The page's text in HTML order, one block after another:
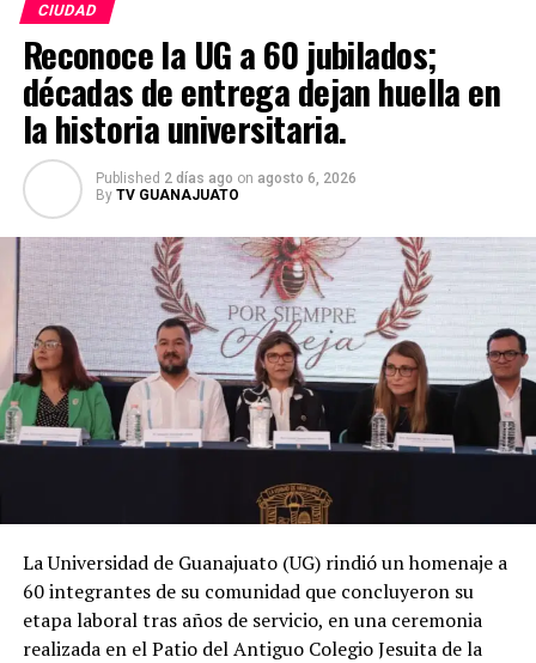
CIUDAD
Reconoce la UG a 60 jubilados;
décadas de entrega dejan huella en
la historia universitaria.
Published 2 días ago on agosto 6, 2026
By TV GUANAJUATO
La Universidad de Guanajuato (UG) rindió un homenaje a
60 integrantes de su comunidad que concluyeron su
etapa laboral tras años de servicio, en una ceremonia
realizada en el Patio del Antiguo Colegio Jesuita de la